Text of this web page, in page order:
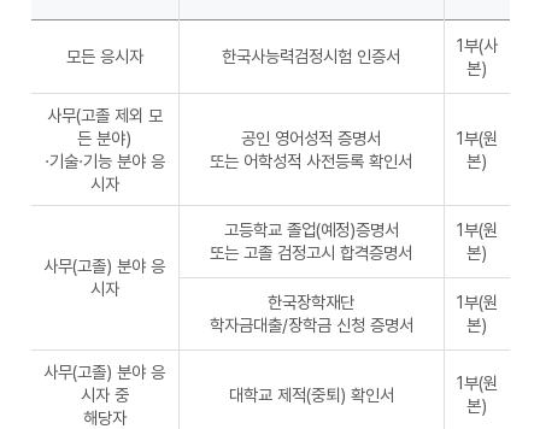
모든 응시자 한국사능력검정시험 인증서
1부(사
본)
사무(고졸 제외 모
든 분야)
·기술·기능 분야 응
시자
공인 영어성적 증명서
또는 어학성적 사전등록 확인서
1부(원
본)
사무(고졸) 분야 응
시자
고등학교 졸업(예정)증명서
또는 고졸 검정고시 합격증명서
1부(원
본)
한국장학재단
학자금대출/장학금 신청 증명서
1부(원
본)
사무(고졸) 분야 응
시자 중
해당자
대학교 제적(중퇴) 확인서
1부(원
본)